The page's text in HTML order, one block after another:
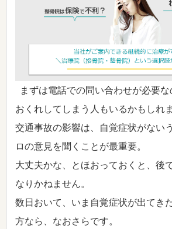
まずは電話での問い合わせが必要
おくれしてしまう人もいるかもしれ
交通事故の影響は、自覚症状がない
ロの意見を聞くことが最重要。
大丈夫かな、とほおっておくと、後
なりかねません。
数日おいて、いま自覚症状が出てき
方なら、なおさらです。